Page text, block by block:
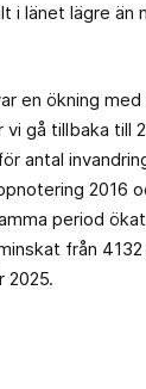
i länet lägre än
en ökning med
gå tillbaka till
antal
2016
period
från 4132
2025.